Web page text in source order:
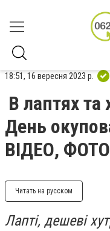
18:51, 16 вересня 2023 р.
В лаптях та
День
ВІДЕО, ФОТО
Читать на русском
Лапті, дешеві